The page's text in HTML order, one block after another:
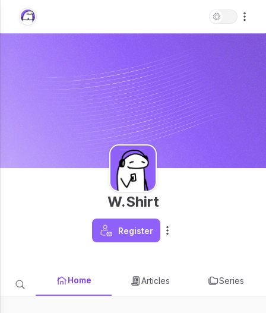
W.Shirt
Register
Home Articles Series